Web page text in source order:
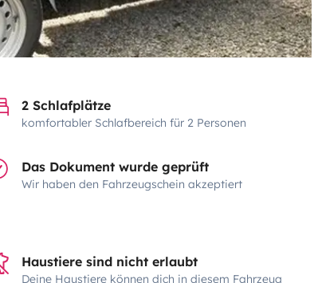
2 Schlafplätze
komfortabler Schlafbereich für 2 Personen
Das Dokument wurde geprüft
Wir haben den Fahrzeugschein akzeptiert
Haustiere sind nicht erlaubt
Deine Haustiere können dich in diesem Fahrzeug